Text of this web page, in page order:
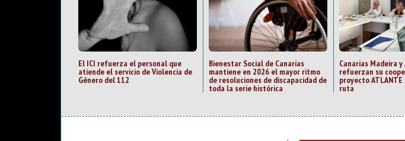
El ICI refuerza el personal que
atiende el servicio de Violencia de
Género del 112
Bienestar Social de Canarias
mantiene en 2026 el mayor ritmo
de resoluciones de discapacidad de
toda la serie histórica
Canarias Madeira
refuerzan su
proyecto
ruta